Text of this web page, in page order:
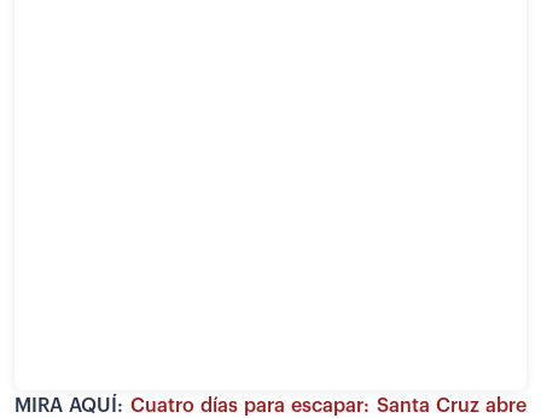
MIRA AQUÍ: Cuatro días para escapar: Santa Cruz abre